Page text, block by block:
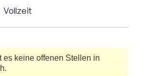
Vollzeit
es keine offenen Stellen in